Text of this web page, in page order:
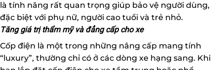
là tính năng rất quan trọng giúp bảo vệ người dùng,
đặc biệt với phụ nữ, người cao tuổi và trẻ nhỏ.
Tăng giá trị thẩm mỹ và đẳng cấp cho xe
Cốp điện là một trong những nâng cấp mang tính
“luxury”, thường chỉ có ở các dòng xe hạng sang. Khi